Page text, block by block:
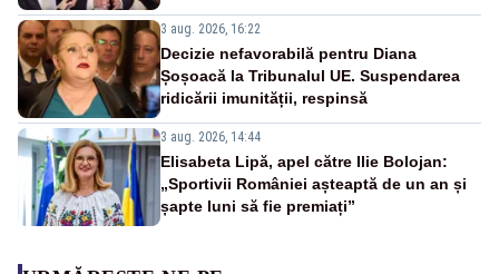
3 aug. 2026, 16:22
Decizie nefavorabilă pentru Diana
Șoșoacă la Tribunalul UE. Suspendarea
ridicării imunității, respinsă
3 aug. 2026, 14:44
Elisabeta Lipă, apel către Ilie Bolojan:
„Sportivii României așteaptă de un an și
șapte luni să fie premiați”